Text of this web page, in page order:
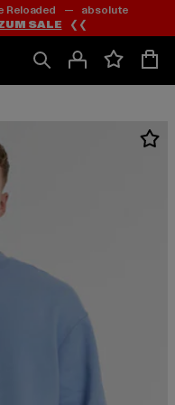
Reloaded — absolute
SALE ❮❮